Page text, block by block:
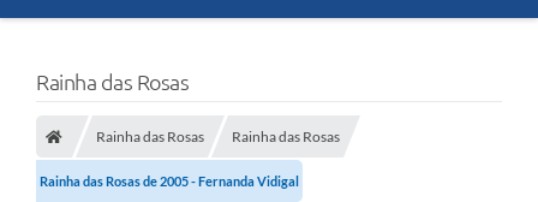
Secretarias
Meio Ambiente
EDOB
Rainha das Rosas
Rainha das Rosas Rainha das Rosas
Rainha das Rosas de 2005 - Fernanda Vidigal